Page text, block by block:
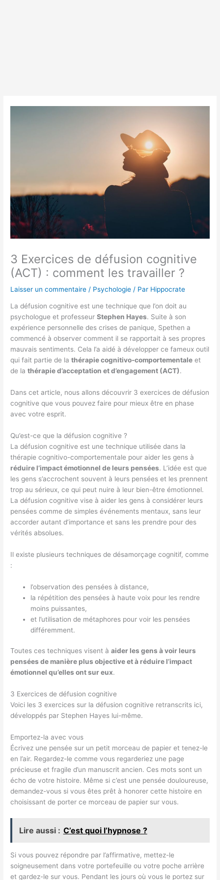
3 Exercices de défusion cognitive
(ACT) : comment les travailler ?
Laisser un commentaire / Psychologie / Par Hippocrate
La défusion cognitive est une technique que l’on doit au
psychologue et professeurStephen Hayes. Suite à son
expérience personnelle des crises de panique, Spethen a
commencé à observer comment il se rapportait à ses propres
mauvais sentiments. Cela l’a aidé à développer ce fameux outil
qui fait partie de lathérapie cognitivo-comportementale et
de lathérapie d’acceptation et d’engagement (ACT).
Dans cet article, nous allons découvrir 3 exercices de défusion
cognitive que vous pouvez faire pour mieux être en phase
avec votre esprit.
Qu’est-ce que la défusion cognitive ?
La défusion cognitive est une technique utilisée dans la
thérapie cognitivo-comportementale pour aider les gens à
réduire l’impact émotionnel de leurs pensées. L’idée est que
les gens s’accrochent souvent à leurs pensées et les prennent
trop au sérieux, ce qui peut nuire à leur bien-être émotionnel.
La défusion cognitive vise à aider les gens à considérer leurs
pensées comme de simples événements mentaux, sans leur
accorder autant d’importance et sans les prendre pour des
vérités absolues.
Il existe plusieurs techniques de désamorçage cognitif, comme
:
l’observation des pensées à distance,
la répétition des pensées à haute voix pour les rendre
moins puissantes,
et l’utilisation de métaphores pour voir les pensées
différemment.
Toutes ces techniques visent àaider les gens à voir leurs
pensées de manière plus objective et à réduire l’impact
émotionnel qu’elles ont sur eux.
3 Exercices de défusion cognitive
Voici les 3 exercices sur la défusion cognitive retranscrits ici,
développés par Stephen Hayes lui-même.
Emportez-la avec vous
Écrivez une pensée sur un petit morceau de papier et tenez-le
en l’air. Regardez-le comme vous regarderiez une page
précieuse et fragile d’un manuscrit ancien. Ces mots sont un
écho de votre histoire. Même si c’est une pensée douloureuse,
demandez-vous si vous êtes prêt à honorer cette histoire en
choisissant de porter ce morceau de papier sur vous.
Lire aussi : C’est quoi l’hypnose ?
Si vous pouvez répondre par l’affirmative, mettez-le
soigneusement dans votre portefeuille ou votre poche arrière
et gardez-le sur vous. Pendant les jours où vous le portez sur